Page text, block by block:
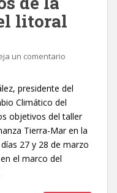
litoral
un comentario
presidente del
Climático del
objetivos del taller
Tierra-Mar en la
27 y 28 de marzo
el marco del